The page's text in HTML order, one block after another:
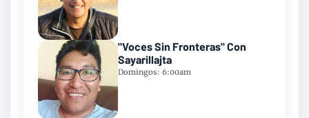
"Voces Sin Fronteras" Con
Sayarillajta
Domingos: 6:00am